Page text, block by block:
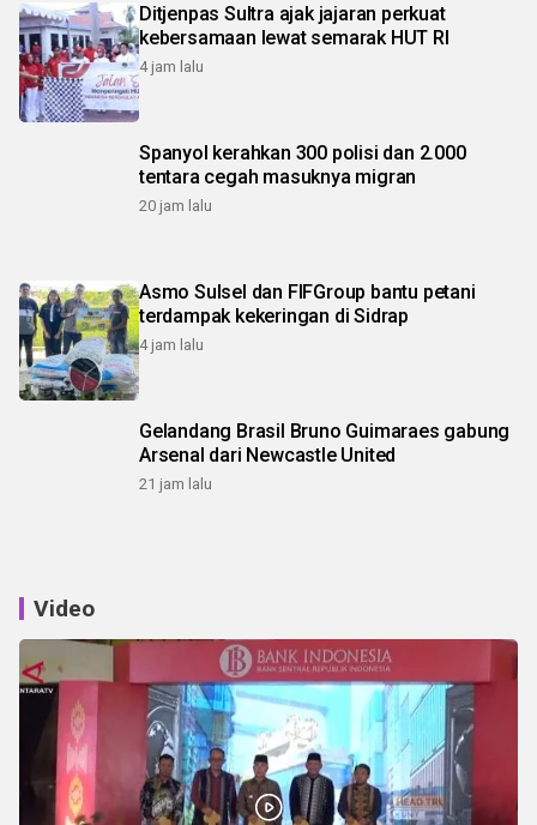
Ditjenpas Sultra ajak jajaran perkuat
kebersamaan lewat semarak HUT RI
4 jam lalu
Spanyol kerahkan 300 polisi dan 2.000
tentara cegah masuknya migran
20 jam lalu
Asmo Sulsel dan FIFGroup bantu petani
terdampak kekeringan di Sidrap
4 jam lalu
Gelandang Brasil Bruno Guimaraes gabung
Arsenal dari Newcastle United
21 jam lalu
Video